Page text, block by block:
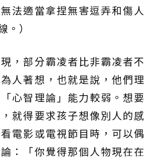
法適當拿捏無害逗弄和傷人
。）
，部分霸凌者比非霸凌者不
人著想，也就是說，他們理
心智理論」能力較弱。想要
就得要求孩子想像別人的感
電影或電視節目時，可以偶
：「你覺得那個人物現在在